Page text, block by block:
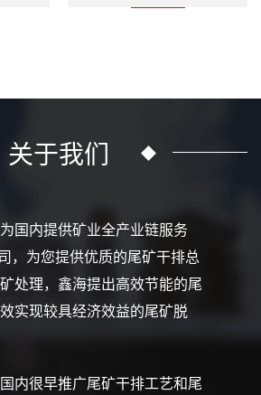
关于我们
国内提供矿业全产业链服务
，为您提供优质的尾矿干排总
处理，鑫海提出高效节能的尾
实现较具经济效益的尾矿脱
内很早推广尾矿干排工艺和尾